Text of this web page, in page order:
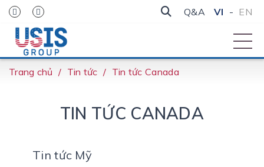
Q&A VI - EN
Trang chủ Tin tức Tin tức Canada
TIN TỨC CANADA
Tin tức Mỹ